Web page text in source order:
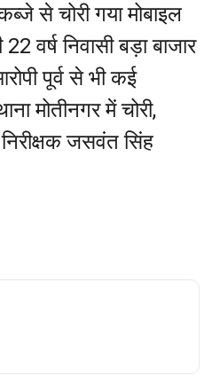
से चोरी गया मोबाइल
वर्ष निवासी बड़ा बाजार
पूर्व से भी कई
मोतीनगर में चोरी,
जसवंत सिंह